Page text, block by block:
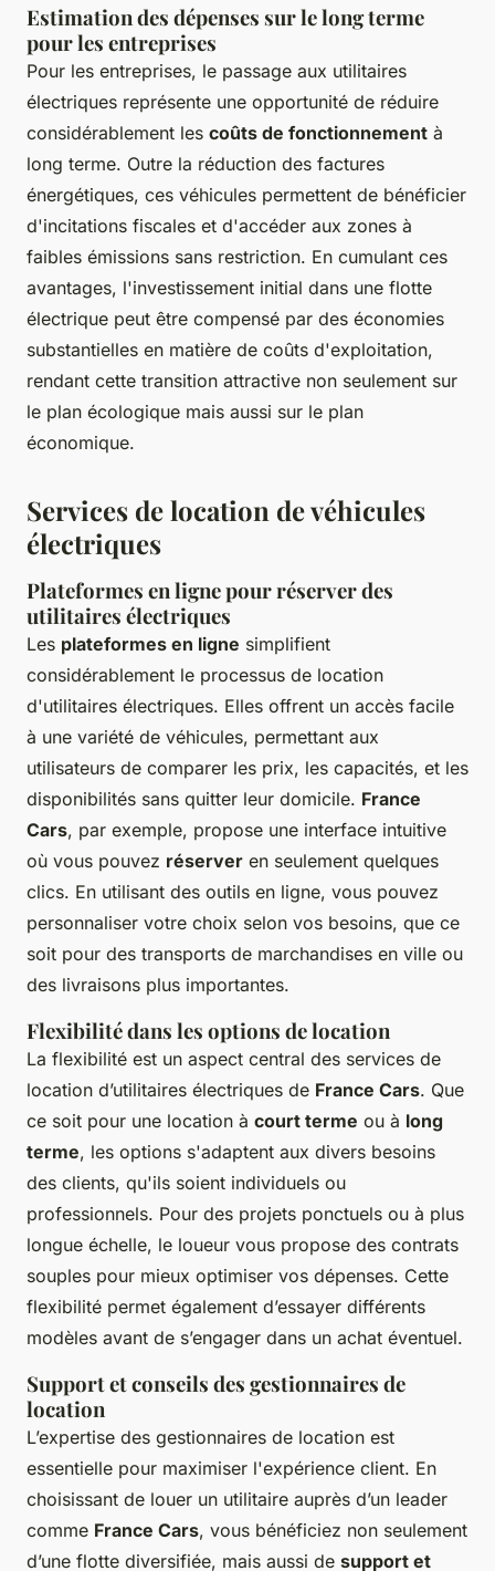
Estimation des dépenses sur le long terme
pour les entreprises
Pour les entreprises, le passage aux utilitaires
électriques représente une opportunité de réduire
considérablement les coûts de fonctionnement à
long terme. Outre la réduction des factures
énergétiques, ces véhicules permettent de bénéficier
d'incitations fiscales et d'accéder aux zones à
faibles émissions sans restriction. En cumulant ces
avantages, l'investissement initial dans une flotte
électrique peut être compensé par des économies
substantielles en matière de coûts d'exploitation,
rendant cette transition attractive non seulement sur
le plan écologique mais aussi sur le plan
économique.
Services de location de véhicules
électriques
Plateformes en ligne pour réserver des
utilitaires électriques
Les plateformes en ligne simplifient
considérablement le processus de location
d'utilitaires électriques. Elles offrent un accès facile
à une variété de véhicules, permettant aux
utilisateurs de comparer les prix, les capacités, et les
disponibilités sans quitter leur domicile. France
Cars, par exemple, propose une interface intuitive
où vous pouvez réserver en seulement quelques
clics. En utilisant des outils en ligne, vous pouvez
personnaliser votre choix selon vos besoins, que ce
soit pour des transports de marchandises en ville ou
des livraisons plus importantes.
Flexibilité dans les options de location
La flexibilité est un aspect central des services de
location d’utilitaires électriques de France Cars. Que
ce soit pour une location à court terme ou à long
terme, les options s'adaptent aux divers besoins
des clients, qu'ils soient individuels ou
professionnels. Pour des projets ponctuels ou à plus
longue échelle, le loueur vous propose des contrats
souples pour mieux optimiser vos dépenses. Cette
flexibilité permet également d’essayer différents
modèles avant de s’engager dans un achat éventuel.
Support et conseils des gestionnaires de
location
L’expertise des gestionnaires de location est
essentielle pour maximiser l'expérience client. En
choisissant de louer un utilitaire auprès d’un leader
comme France Cars, vous bénéficiez non seulement
d’une flotte diversifiée, mais aussi de support et